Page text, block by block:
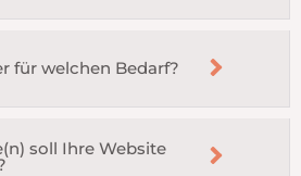
für welchen Bedarf?
soll Ihre Website